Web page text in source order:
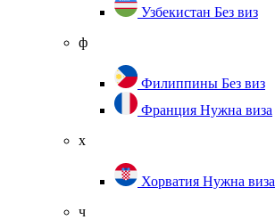
Узбекистан Без виз
ф
Филиппины Без виз
Франция Нужна виза
х
Хорватия Нужна виза
ч